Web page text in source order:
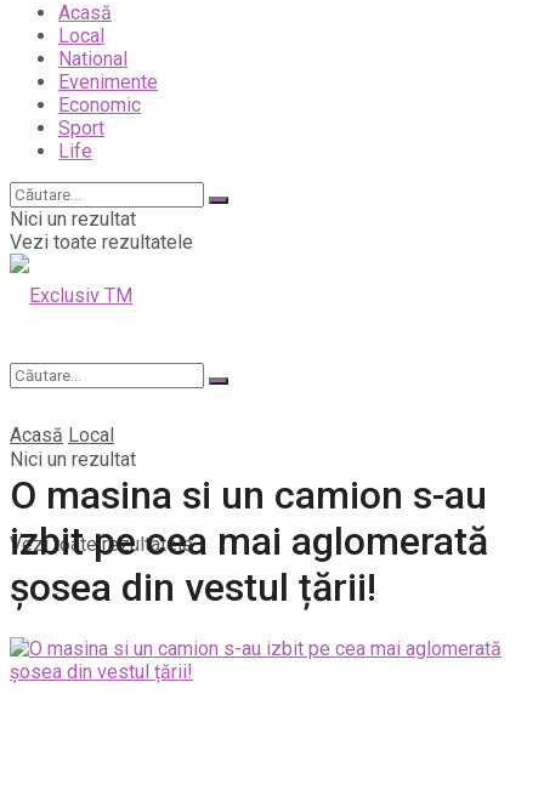
Acasă
Local
National
Evenimente
Economic
Sport
Life
Nici un rezultat
Vezi toate rezultatele
Nici un rezultat
Vezi toate rezultatele
Acasă Local
O masina si un camion s-au
izbit pe cea mai aglomerată
șosea din vestul țării!